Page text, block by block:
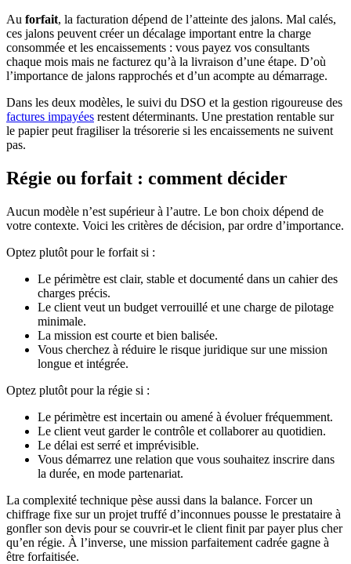
Au forfait, la facturation dépend de l’atteinte des jalons. Mal calés,
ces jalons peuvent créer un décalage important entre la charge
consommée et les encaissements : vous payez vos consultants
chaque mois mais ne facturez qu’à la livraison d’une étape. D’où
l’importance de jalons rapprochés et d’un acompte au démarrage.
Dans les deux modèles, le suivi du DSO et la gestion rigoureuse des
factures impayées restent déterminants. Une prestation rentable sur
le papier peut fragiliser la trésorerie si les encaissements ne suivent
pas.
Régie ou forfait : comment décider
Aucun modèle n’est supérieur à l’autre. Le bon choix dépend de
votre contexte. Voici les critères de décision, par ordre d’importance.
Optez plutôt pour le forfait si :
Le périmètre est clair, stable et documenté dans un cahier des
charges précis.
Le client veut un budget verrouillé et une charge de pilotage
minimale.
La mission est courte et bien balisée.
Vous cherchez à réduire le risque juridique sur une mission
longue et intégrée.
Optez plutôt pour la régie si :
Le périmètre est incertain ou amené à évoluer fréquemment.
Le client veut garder le contrôle et collaborer au quotidien.
Le délai est serré et imprévisible.
Vous démarrez une relation que vous souhaitez inscrire dans
la durée, en mode partenariat.
La complexité technique pèse aussi dans la balance. Forcer un
chiffrage fixe sur un projet truffé d’inconnues pousse le prestataire à
gonfler son devis pour se couvrir-et le client finit par payer plus cher
qu’en régie. À l’inverse, une mission parfaitement cadrée gagne à
être forfaitisée.